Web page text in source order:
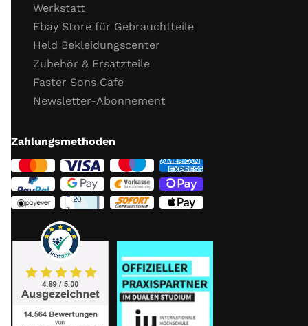
Verhalten Bremsen
Verhalten Beschleunigung
Funktion Getriebe
Funktion Fahrzeug­elektronik (ABS, TC)
Allgemeines ­Fahr­verhalten
Abschluss Kontrolle / Schrauben nachziehen
Werkstatt
Ebay Store für Gebrauchtteile
Held Bekleidungscenter
Zubehör & Ersatzteile
Faster Sons Cafe
Newsletter-Abonnement
Zahlungsmethoden